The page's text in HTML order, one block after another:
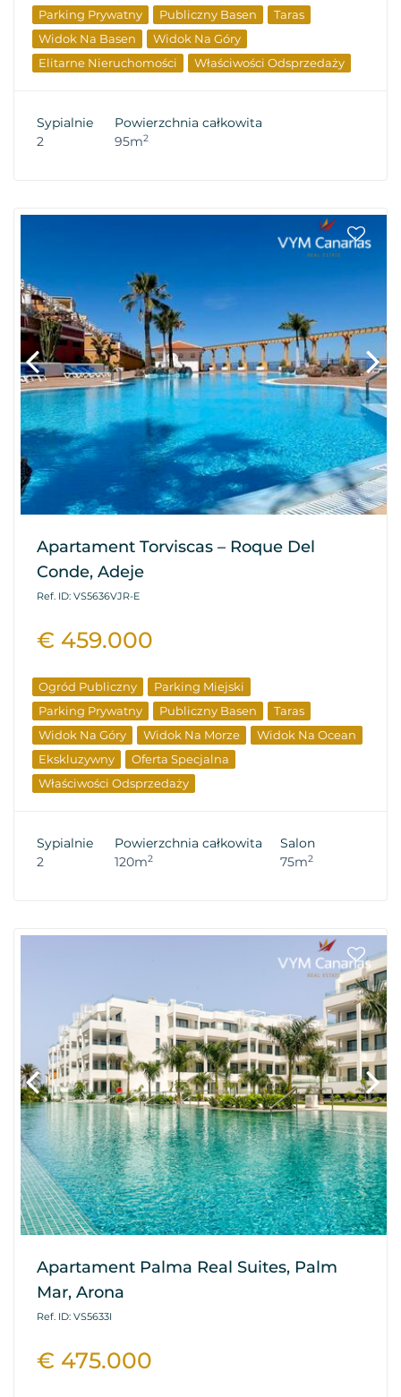
Parking Prywatny
Publiczny Basen
Taras
Widok Na Basen
Widok Na Góry
Elitarne Nieruchomości
Właściwości Odsprzedaży
Sypialnie
2
Powierzchnia całkowita
95m2
Apartament Torviscas – Roque Del
Conde, Adeje
Ref. ID: VS5636VJR-E
€ 459.000
Ogród Publiczny
Parking Miejski
Parking Prywatny
Publiczny Basen
Taras
Widok Na Góry
Widok Na Morze
Widok Na Ocean
Ekskluzywny
Oferta Specjalna
Właściwości Odsprzedaży
Sypialnie
2
Powierzchnia całkowita
120m2
Salon
75m2
Apartament Palma Real Suites, Palm
Mar, Arona
Ref. ID: VS5633I
€ 475.000